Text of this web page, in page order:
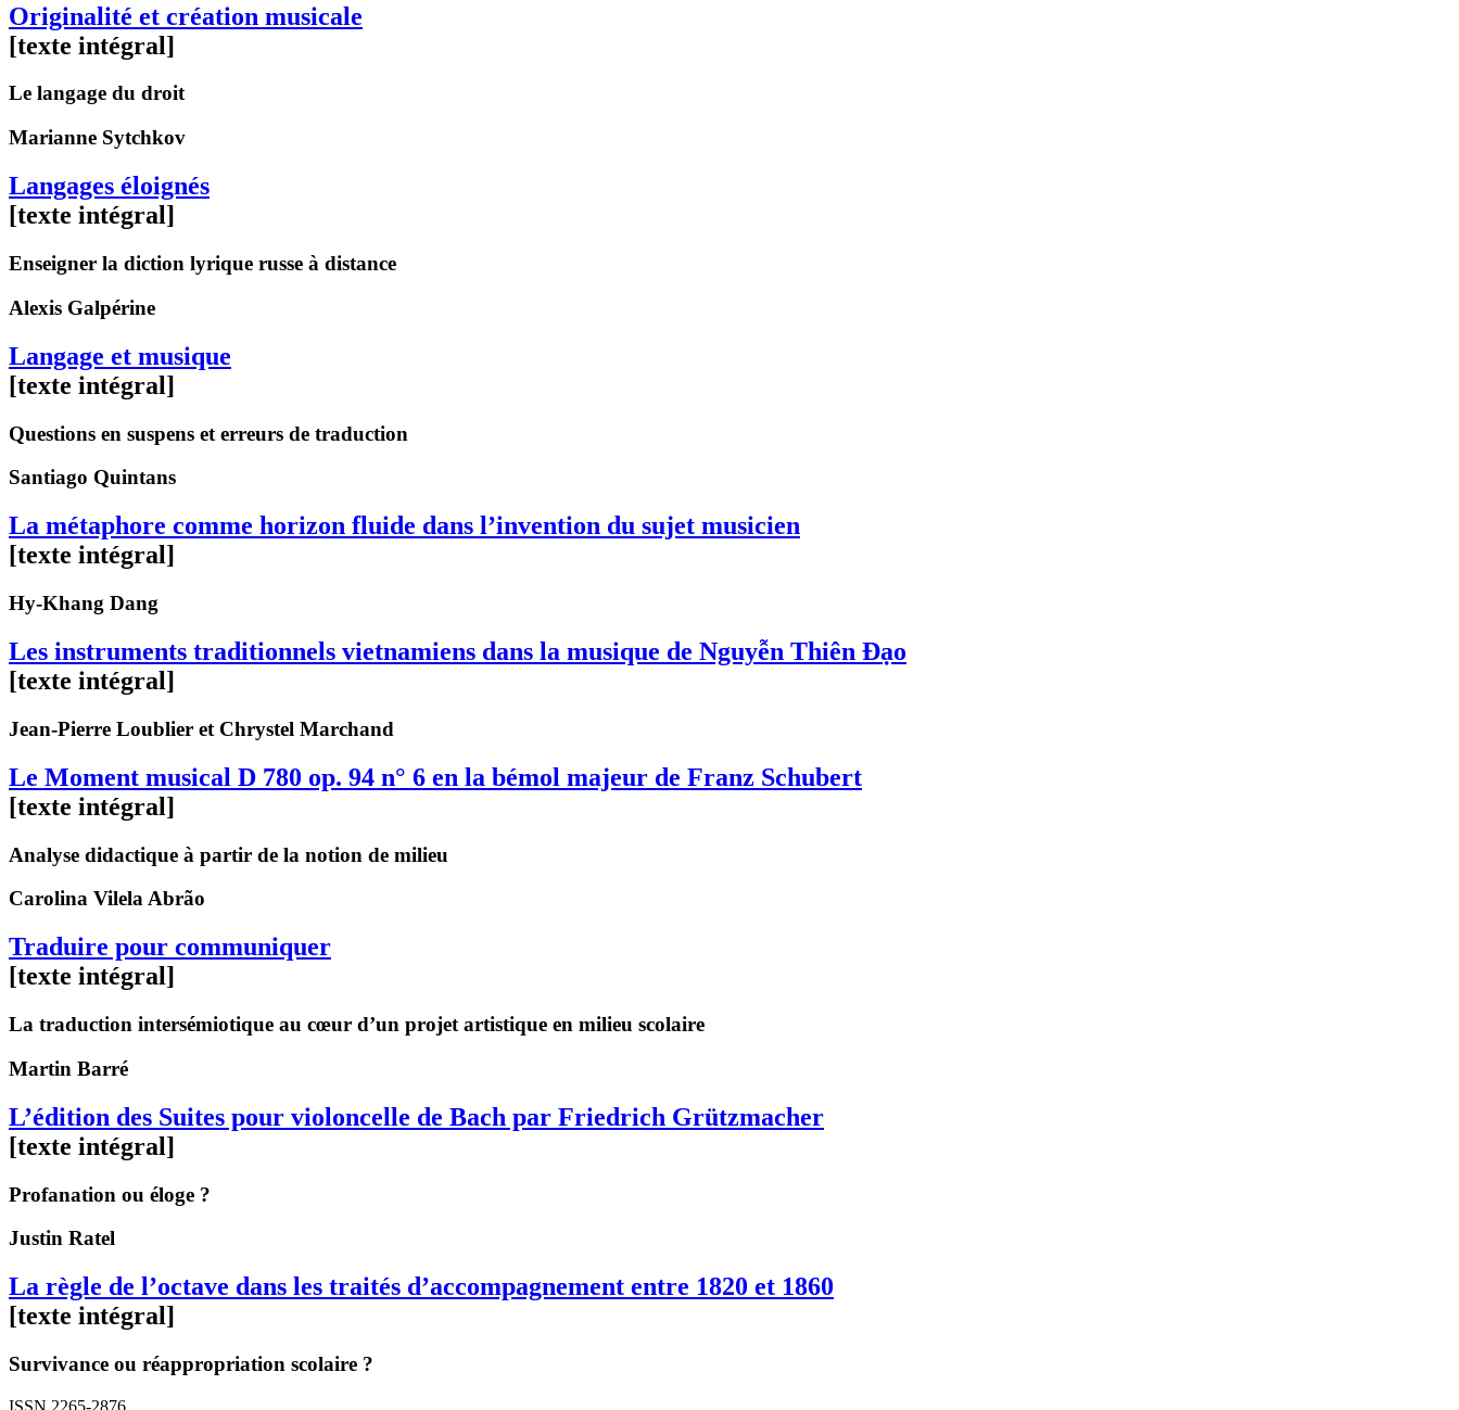
Originalité et création musicale
[texte intégral]
Le langage du droit
Marianne Sytchkov
Langages éloignés
[texte intégral]
Enseigner la diction lyrique russe à distance
Alexis Galpérine
Langage et musique
[texte intégral]
Questions en suspens et erreurs de traduction
Santiago Quintans
La métaphore comme horizon fluide dans l’invention du sujet musicien
[texte intégral]
Hy-Khang Dang
Les instruments traditionnels vietnamiens dans la musique de Nguyễn Thiên Đạo
[texte intégral]
Jean-Pierre Loublier et Chrystel Marchand
Le Moment musical D 780 op. 94 n° 6 en la bémol majeur de Franz Schubert
[texte intégral]
Analyse didactique à partir de la notion de milieu
Carolina Vilela Abrão
Traduire pour communiquer
[texte intégral]
La traduction intersémiotique au cœur d’un projet artistique en milieu scolaire
Martin Barré
L’édition des Suites pour violoncelle de Bach par Friedrich Grützmacher
[texte intégral]
Profanation ou éloge ?
Justin Ratel
La règle de l’octave dans les traités d’accompagnement entre 1820 et 1860
[texte intégral]
Survivance ou réappropriation scolaire ?
ISSN 2265-2876